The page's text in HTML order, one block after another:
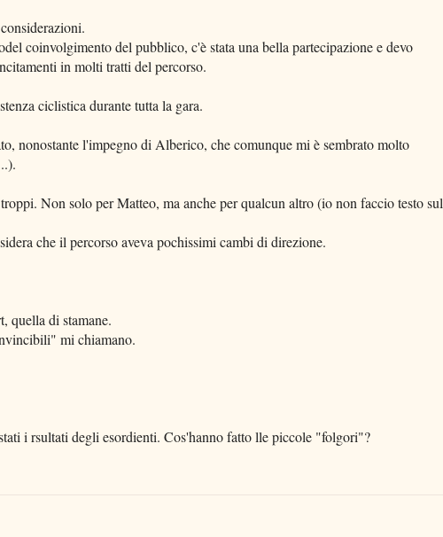
coinvolgimento del pubblico, c'è stata una bella partecipazione e devo
in molti tratti del percorso.
ciclistica durante tutta la gara.
nonostante l'impegno di Alberico, che comunque mi è sembrato molto
Non solo per Matteo, ma anche per qualcun altro (io non faccio testo sul
che il percorso aveva pochissimi cambi di direzione.
quella di stamane.
mi chiamano.
i rsultati degli esordienti. Cos'hanno fatto lle piccole "folgori"?